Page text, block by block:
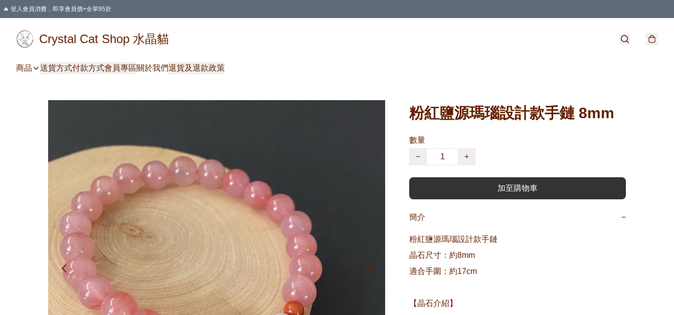
🔥 登入會員消費，即享會員價+全單95折
Crystal Cat Shop 水晶貓
商品 送貨方式付款方式會員專區關於我們退貨及退款政策
粉紅鹽源瑪瑙設計款手鏈 8mm
數量
−
+
加至購物車
簡介 −
粉紅鹽源瑪瑙設計款手鏈
晶石尺寸：約8mm
適合手圍：約17cm
【晶石介紹】